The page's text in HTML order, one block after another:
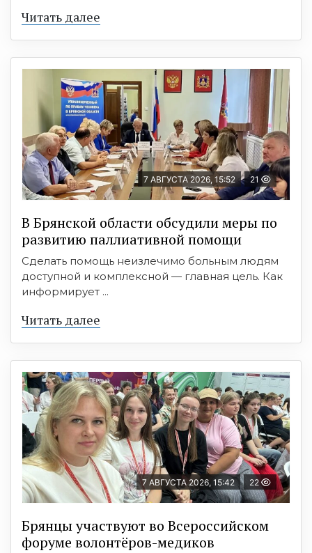
Читать далее
7 АВГУСТА 2026, 15:52 21
В Брянской области обсудили меры по
развитию паллиативной помощи
Сделать помощь неизлечимо больным людям
доступной и комплексной — главная цель. Как
информирует ...
Читать далее
7 АВГУСТА 2026, 15:42 22
Брянцы участвуют во Всероссийском
форуме волонтёров-медиков